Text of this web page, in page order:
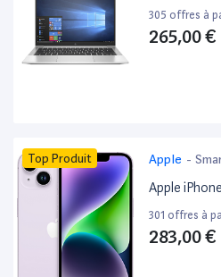
305 offres à
265,00 €
Top Produit Apple -
Apple
301 offres à
283,00 €